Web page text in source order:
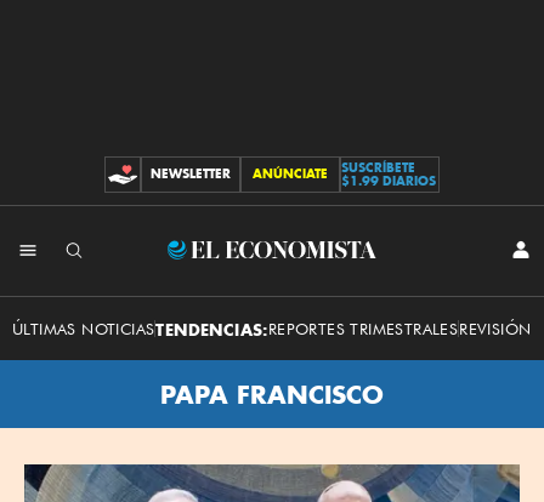
CONTRIBUCIONES
NEWSLETTER ANÚNCIATE
SUSCRÍBETE
$1.99 DIARIOS
El
Economista
ÚLTIMAS NOTICIASTENDENCIAS:REPORTES TRIMESTRALESREVISIÓN
PAPA FRANCISCO